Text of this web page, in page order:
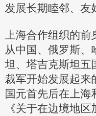
发展长期睦邻、友
上海合作组织的
从中国、俄罗斯
坦、塔吉克斯坦五
裁军开始发展起来
国元首先后在上海
《关于在边境地